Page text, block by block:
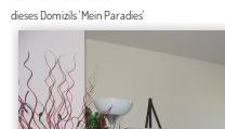
dieses Domizils 'Mein Paradies'